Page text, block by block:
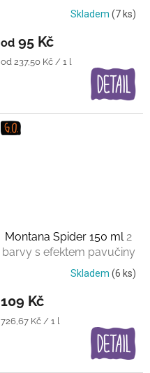
Skladem (7 ks)
od 95 Kč
Měrná
od 237,50 Kč / 1 l
Montana Spider 150 ml 2
barvy s efektem pavučiny
Skladem (6 ks)
109 Kč
Měrná
726,67 Kč / 1 l